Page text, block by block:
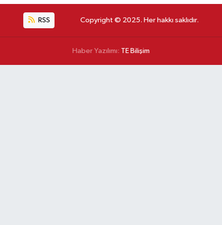
RSS Copyright © 2025. Her hakkı saklıdır.
Haber Yazılımı: TE Bilişim